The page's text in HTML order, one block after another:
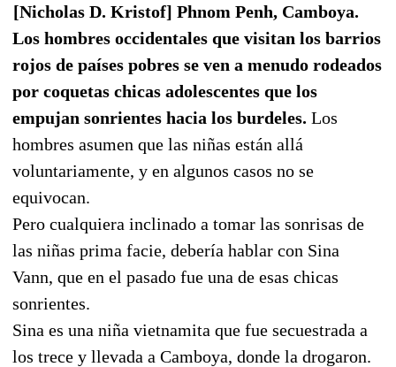
[Nicholas D. Kristof] Phnom Penh, Camboya.
Los hombres occidentales que visitan los barrios
rojos de países pobres se ven a menudo rodeados
por coquetas chicas adolescentes que los
empujan sonrientes hacia los burdeles. Los
hombres asumen que las niñas están allá
voluntariamente, y en algunos casos no se
equivocan.
Pero cualquiera inclinado a tomar las sonrisas de
las niñas prima facie, debería hablar con Sina
Vann, que en el pasado fue una de esas chicas
sonrientes.
Sina es una niña vietnamita que fue secuestrada a
los trece y llevada a Camboya, donde la drogaron.